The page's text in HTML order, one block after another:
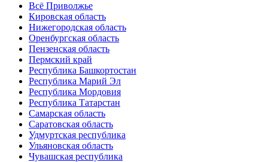
Всё Приволжье
Кировская область
Нижегородская область
Оренбургская область
Пензенская область
Пермский край
Республика Башкортостан
Республика Марий Эл
Республика Мордовия
Республика Татарстан
Самарская область
Саратовская область
Удмуртская республика
Ульяновская область
Чувашская республика